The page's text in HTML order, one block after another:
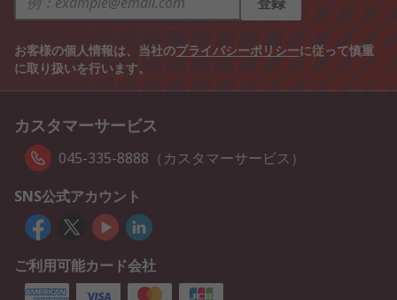
お客様の個人情報は、当社のプライバシーポリシーに従って慎重
に取り扱いを行います。
カスタマーサービス
045-335-8888（カスタマーサービス）
SNS公式アカウント
ご利用可能カード会社